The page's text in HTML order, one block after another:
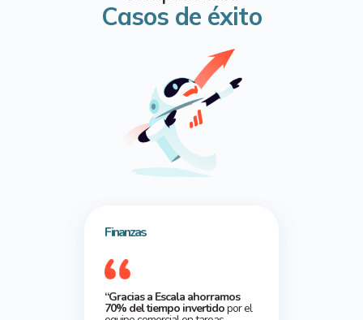
Finanzas
“Gracias a Escala ahorramos
70% del tiempo invertidopor el
Casos de éxito